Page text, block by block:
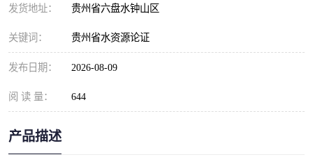
发货地址： 贵州省六盘水钟山区
关键词： 贵州省水资源论证
发布日期： 2026-08-09
阅 读 量： 644
产品描述